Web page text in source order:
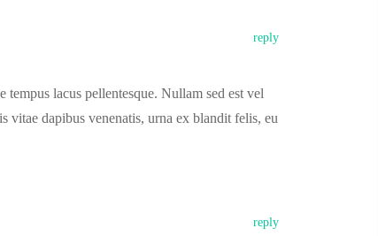
reply
lacus pellentesque. Nullam sed est vel
vitae dapibus venenatis, urna ex blandit felis, eu
reply